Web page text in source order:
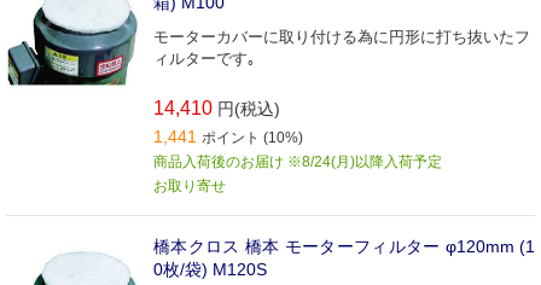
モーターカバーに取り付ける為に円形に打ち抜いたフ
ィルターです｡
14,410 円(税込)
1,441 ポイント (10%)
商品入荷後のお届け ※8/24(月)以降入荷予定
お取り寄せ
橋本クロス 橋本 モーターフィルター φ120mm (1
0枚/袋) M120S